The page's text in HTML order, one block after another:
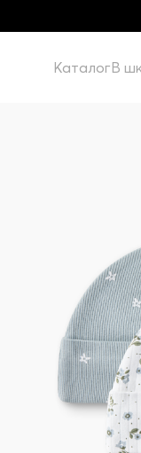
Школьная
КаталогВ